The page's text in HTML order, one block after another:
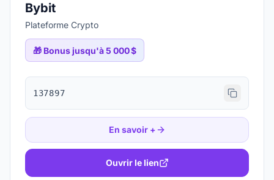
Bybit
Plateforme Crypto
🎁 Bonus jusqu'à 5 000 $
137897
En savoir +
Ouvrir le lien